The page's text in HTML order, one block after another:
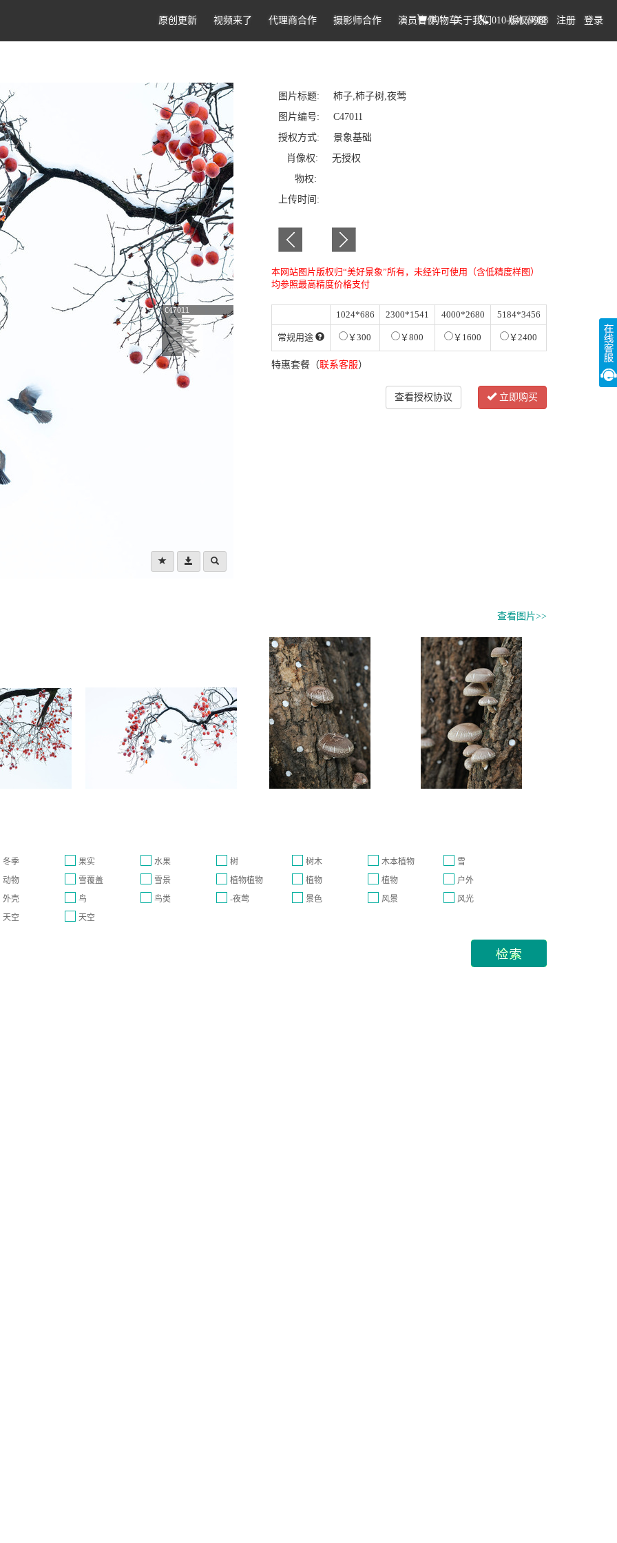
原创更新 视频来了 代理商合作 摄影师合作 演员合作 关于我们 版权问题
购物车 010-64159988 注册 登录
图片标题: 柿子,柿子树,夜莺
图片编号: C47011
授权方式: 景象基础
肖像权: 无授权
物权:
上传时间:
本网站图片版权归“美好景象”所有，未经许可使用（含低精度样图）
均参照最高精度价格支付
1024*686 2300*1541 4000*2680 5184*3456
常规用途 ￥300 ￥800 ￥1600 ￥2400
特惠套餐（联系客服）
查看授权协议 立即购买
查看图片>>
冬季 果实 水果 树 树木 木本植物
雪
动物
雪覆盖 雪景 植物植物 植物 植物
户外
外壳
鸟 鸟类 -夜莺 景色 风景
风光
天空
天空